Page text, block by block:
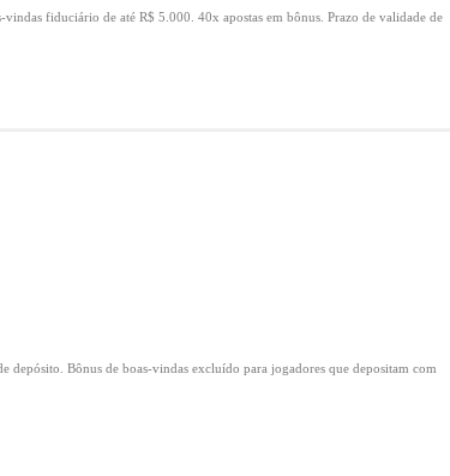
fiduciário de até R$ 5.000. 40x apostas em bônus. Prazo de validade de
depósito. Bônus de boas-vindas excluído para jogadores que depositam com